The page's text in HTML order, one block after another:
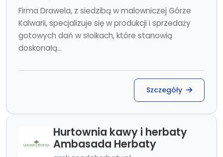
Firma Drawela, z siedzibą w malowniczej Górze
Kalwarii, specjalizuje się w produkcji i sprzedaży
gotowych dań w słoikach, które stanowią
doskonałą...
Szczegóły
Hurtownia kawy i herbaty
Ambasada Herbaty